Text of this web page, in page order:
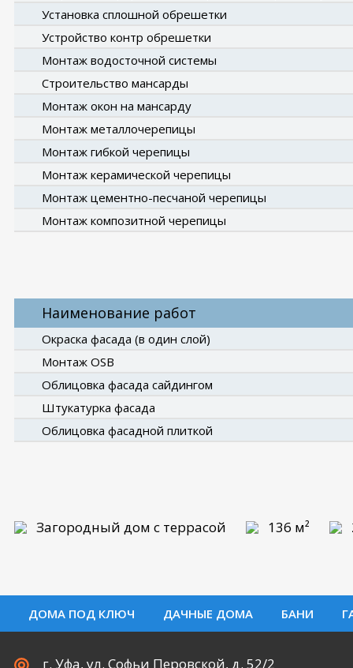
Установка сплошной обрешетки
Устройство контр обрешетки
Монтаж водосточной системы
Строительство мансарды
Монтаж окон на мансарду
Монтаж металлочерепицы
Монтаж гибкой черепицы
Монтаж керамической черепицы
Монтаж цементно-песчаной черепицы
Монтаж композитной черепицы
Наименование работ
Окраска фасада (в один слой)
Монтаж OSB
Облицовка фасада сайдингом
Штукатурка фасада
Облицовка фасадной плиткой
Загородный дом с террасой 136 м²
ДОМА ПОД КЛЮЧ ДАЧНЫЕ ДОМА БАНИ
г. Уфа, ул. Софьи Перовской, д. 52/2